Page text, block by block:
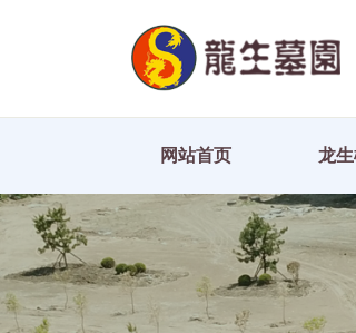
网站首页 龙